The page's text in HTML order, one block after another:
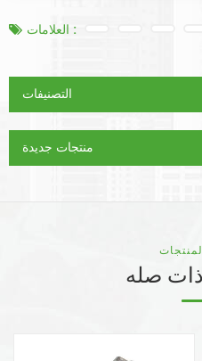
العلامات :
التصنيفات
منتجات جديدة
صله